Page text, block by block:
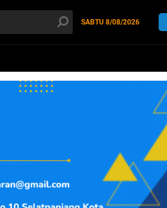
SABTU 8/08/2026